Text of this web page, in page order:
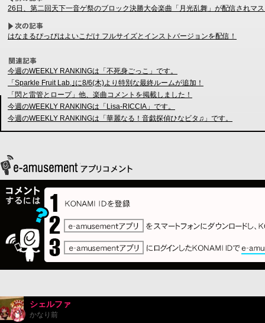
26日、第二回天下一音ゲ祭のブロック決勝大会楽曲「月光乱舞」が配信されマ
はなまるぴっぴはよいこだけ フルサイズとインストバージョンを配信！
今週のWEEKLY RANKINGは「不死身ごっこ」です。
「Sparkle Fruit Lab.｣に8/6(木)より特別な最終ルームが追加！
「閃と雷管とロープ」他、楽曲コメントを掲載しました！
今週のWEEKLY RANKINGは「Lisa-RICCIA」です。
今週のWEEKLY RANKINGは「華麗なる！音戯探偵ひなビタ♫」です。
シェルファ
かなり前